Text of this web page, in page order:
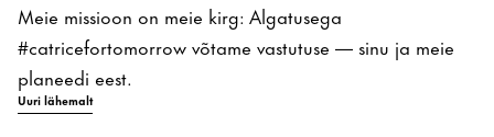
Meie missioon on meie kirg: Algatusega
#catricefortomorrow võtame vastutuse — sinu ja meie
planeedi eest.
Uuri lähemalt